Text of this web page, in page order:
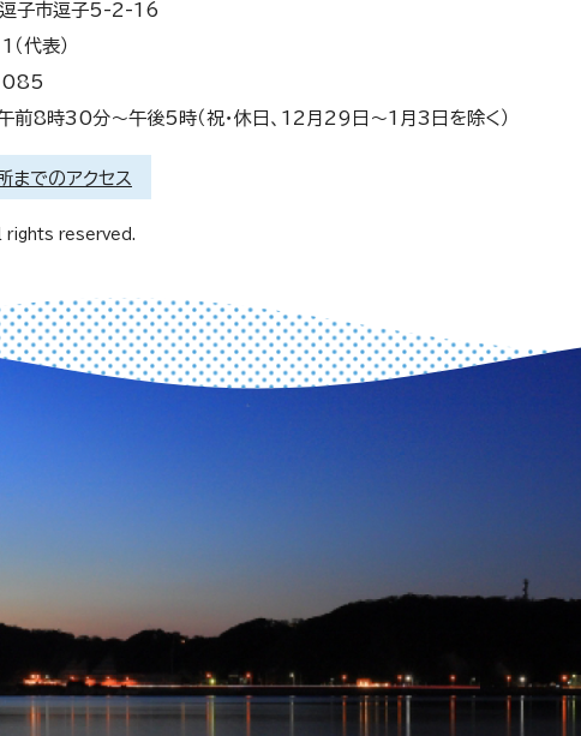
子市逗子5-2-16
代表）
前8時30分～午後5時（祝・休日、12月29日～1月3日を除く）
までのアクセス
reserved.